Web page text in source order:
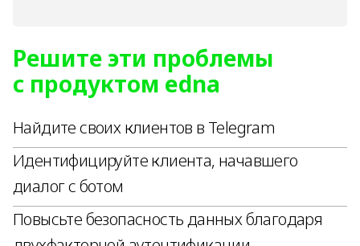
Решите эти проблемы
с продуктом edna
Найдите своих клиентов в Telegram
Идентифицируйте клиента, начавшего
диалог с ботом
Повысьте безопасность данных благодаря